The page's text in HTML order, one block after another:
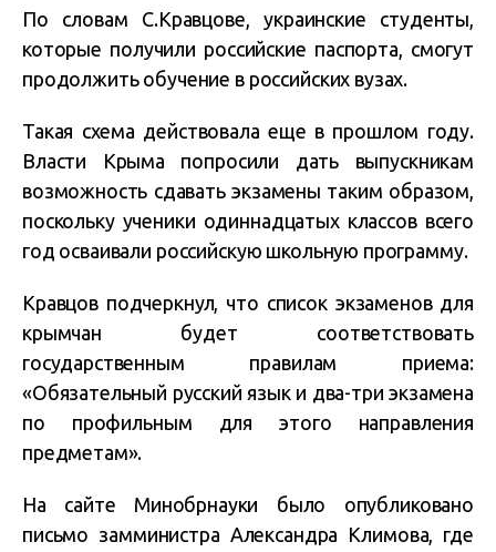
По словам С.Кравцове, украинские студенты,
которые получили российские паспорта, смогут
продолжить обучение в российских вузах.
Такая схема действовала еще в прошлом году.
Власти Крыма попросили дать выпускникам
возможность сдавать экзамены таким образом,
поскольку ученики одиннадцатых классов всего
год осваивали российскую школьную программу.
Кравцов подчеркнул, что список экзаменов для
крымчан будет соответствовать
государственным правилам приема:
«Обязательный русский язык и два-три экзамена
по профильным для этого направления
предметам».
На сайте Минобрнауки было опубликовано
письмо замминистра Александра Климова, где